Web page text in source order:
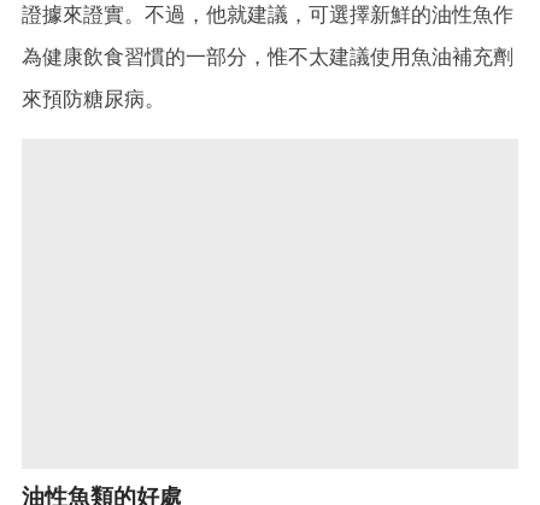
證據來證實。不過，他就建議，可選擇新鮮的油性魚作
為健康飲食習慣的一部分，惟不太建議使用魚油補充劑
來預防糖尿病。
油性魚類的好處